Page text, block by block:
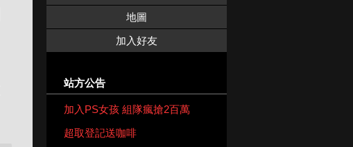
地圖
加入好友
站方公告
加入PS女孩 組隊瘋搶2百萬
超取登記送咖啡